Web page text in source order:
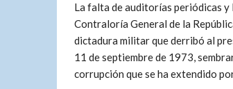
La falta de auditorías periódicas
Contraloría General de la
dictadura militar que derribó al
11 de septiembre de 1973,
corrupción que se ha extendido